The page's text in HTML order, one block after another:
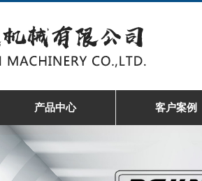
产品中心 客户案例